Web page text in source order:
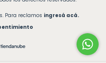
Para reclamos ingresá acá.